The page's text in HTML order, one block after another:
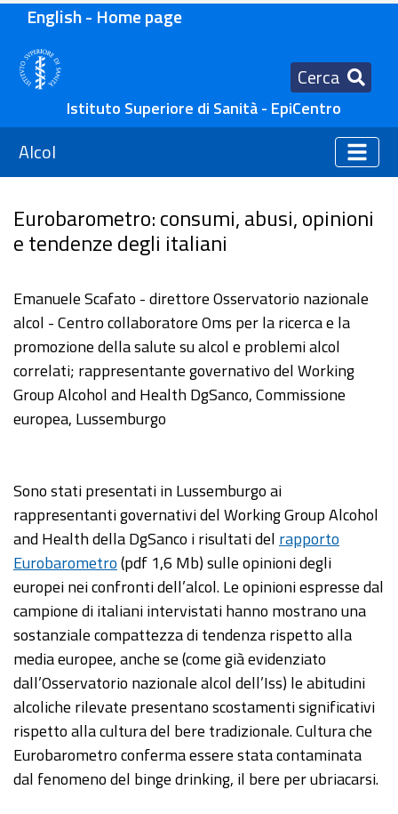
English - Home page
Cerca
Istituto Superiore di Sanità - EpiCentro
Alcol
Eurobarometro: consumi, abusi, opinioni
e tendenze degli italiani
Emanuele Scafato - direttore Osservatorio nazionale
alcol - Centro collaboratore Oms per la ricerca e la
promozione della salute su alcol e problemi alcol
correlati; rappresentante governativo del Working
Group Alcohol and Health DgSanco, Commissione
europea, Lussemburgo
Sono stati presentati in Lussemburgo ai
rappresentanti governativi del Working Group Alcohol
and Health della DgSanco i risultati del rapporto
Eurobarometro(pdf 1,6 Mb) sulle opinioni degli
europei nei confronti dell’alcol. Le opinioni espresse dal
campione di italiani intervistati hanno mostrano una
sostanziale compattezza di tendenza rispetto alla
media europee, anche se (come già evidenziato
dall’Osservatorio nazionale alcol dell’Iss) le abitudini
alcoliche rilevate presentano scostamenti significativi
rispetto alla cultura del bere tradizionale. Cultura che
Eurobarometro conferma essere stata contaminata
dal fenomeno del binge drinking, il bere per ubriacarsi.